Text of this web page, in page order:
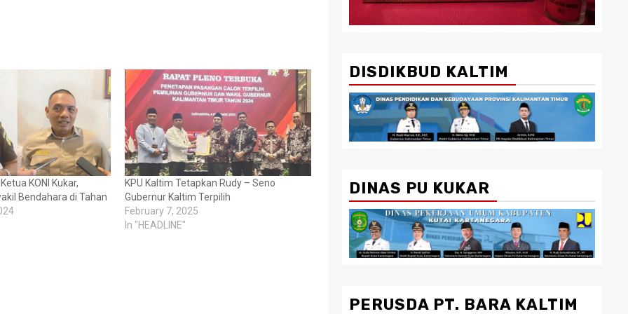
KONI Kukar,
Bendahara di Tahan
KPU Kaltim Tetapkan Rudy – Seno
Gubernur Kaltim Terpilih
February 7, 2025
In "HEADLINE"
DISDIKBUD KALTIM
DINAS PU KUKAR
PERUSDA PT. BARA KALTIM